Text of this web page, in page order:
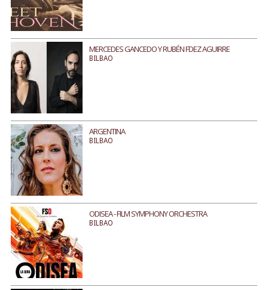
MERCEDES GANCEDO Y RUBÉN FDEZ AGUIRRE
BILBAO
ARGENTINA
BILBAO
ODISEA - FILM SYMPHONY ORCHESTRA
BILBAO